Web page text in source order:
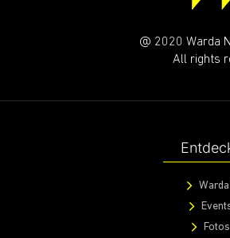
@ 2020 Warda
All rights
Fotos